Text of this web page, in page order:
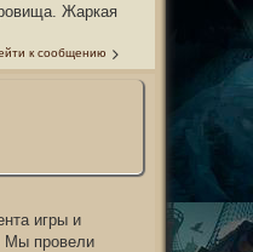
Жаркая
к сообщению
игры и
Мы провели